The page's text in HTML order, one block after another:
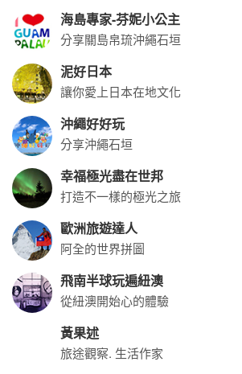
海島專家-芬妮小公主
分享關島帛琉沖繩石垣
泥好日本
讓你愛上日本在地文化
沖繩好好玩
分享沖繩石垣
幸福極光盡在世邦
打造不一樣的極光之旅
歐洲旅遊達人
阿全的世界拼圖
飛南半球玩遍紐澳
從紐澳開始心的體驗
黃果述
旅途觀察. 生活作家